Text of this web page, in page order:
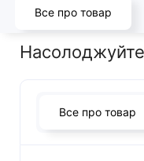
Все про товар
Головна Сервери
Все про товар